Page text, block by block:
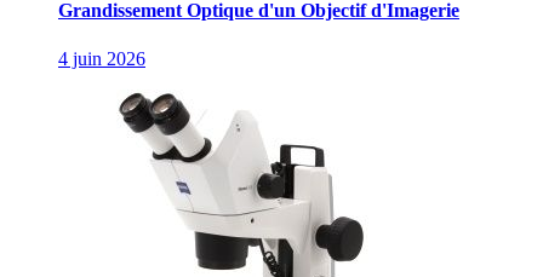
Grandissement Optique d'un Objectif d'Imagerie
4 juin 2026